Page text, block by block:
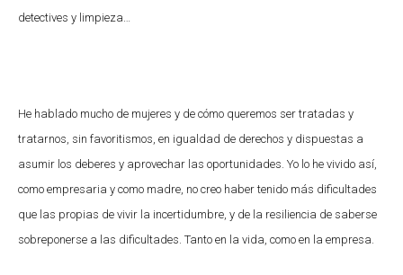
detectives y limpieza…
He hablado mucho de mujeres y de cómo queremos ser tratadas y
tratarnos, sin favoritismos, en igualdad de derechos y dispuestas a
asumir los deberes y aprovechar las oportunidades. Yo lo he vivido así,
como empresaria y como madre, no creo haber tenido más dificultades
que las propias de vivir la incertidumbre, y de la resiliencia de saberse
sobreponerse a las dificultades. Tanto en la vida, como en la empresa.